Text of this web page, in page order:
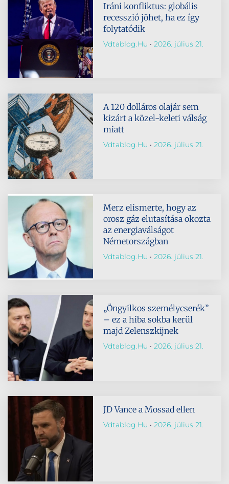
Iráni konfliktus: globális
recesszió jöhet, ha ez így
folytatódik
Vdtablog.hu 2026. július 21.
A 120 dolláros olajár sem
kizárt a közel-keleti válság
miatt
Vdtablog.hu 2026. július 21.
Merz elismerte, hogy az
orosz gáz elutasítása okozta
az energiaválságot
Németországban
Vdtablog.hu 2026. július 21.
„Öngyilkos személycserék”
– ez a hiba sokba kerül
majd Zelenszkijnek
Vdtablog.hu 2026. július 21.
JD Vance a Mossad ellen
Vdtablog.hu 2026. július 21.